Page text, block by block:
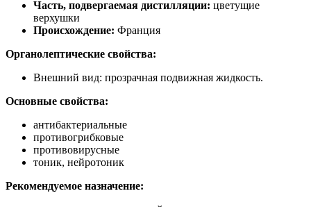
Часть, подвергаемая дистилляции: цветущие
верхушки
Происхождение: Франция
Органолептические свойства:
Внешний вид: прозрачная подвижная жидкость.
Основные свойства:
антибактериальные
противогрибковые
противовирусные
тоник, нейротоник
Рекомендуемое назначение: